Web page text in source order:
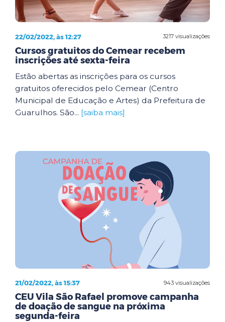
3217 visualizações
22/02/2022, às 12:27
Cursos gratuitos do Cemear recebem
inscrições até sexta-feira
Estão abertas as inscrições para os cursos
gratuitos oferecidos pelo Cemear (Centro
Municipal de Educação e Artes) da Prefeitura de
Guarulhos. São... [saiba mais]
943 visualizações
21/02/2022, às 15:37
CEU Vila São Rafael promove campanha
de doação de sangue na próxima
segunda-feira